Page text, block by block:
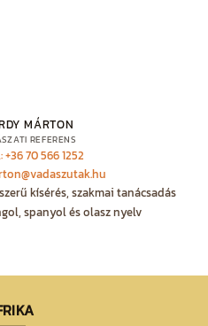
MÁRTON
REFERENS
70 566 1252
kísérés, szakmai tanácsadás
spanyol és olasz nyelv